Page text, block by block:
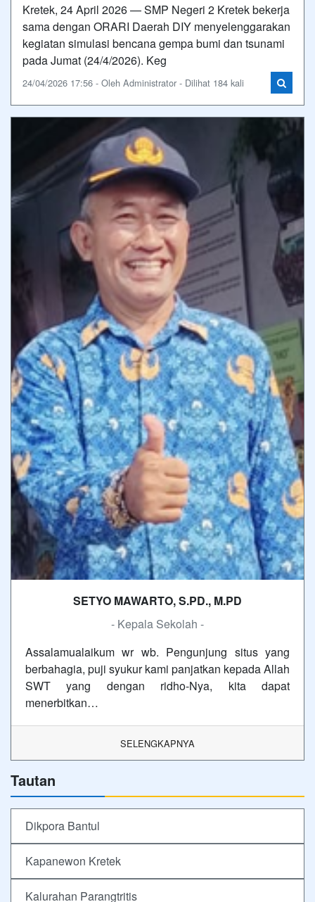
Kretek, 24 April 2026 — SMP Negeri 2 Kretek bekerja
sama dengan ORARI Daerah DIY menyelenggarakan
kegiatan simulasi bencana gempa bumi dan tsunami
pada Jumat (24/4/2026). Keg
24/04/2026 17:56 - Oleh Administrator - Dilihat 184 kali
SETYO MAWARTO, S.PD., M.PD
- Kepala Sekolah -
Assalamualaikum wr wb. Pengunjung situs yang
berbahagia, puji syukur kami panjatkan kepada Allah
SWT yang dengan ridho-Nya, kita dapat
menerbitkan…
SELENGKAPNYA
Tautan
Dikpora Bantul
Kapanewon Kretek
Kalurahan Parangtritis